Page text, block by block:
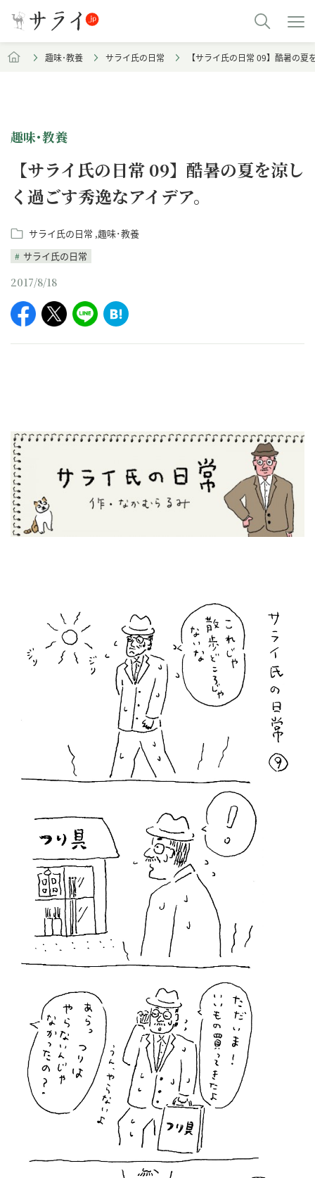
趣味･教養 サライ氏の日常 【サライ氏の日常 09】酷暑の
趣味･教養
【サライ氏の日常 09】酷暑の夏を涼し
く過ごす秀逸なアイデア。
サライ氏の日常 趣味･教養
サライ氏の日常
2017/8/18